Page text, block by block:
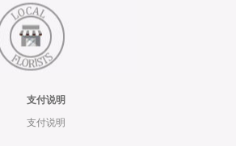
支付说明
支付说明